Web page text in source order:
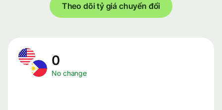
Theo dõi tỷ giá chuyển đổi
0
No change